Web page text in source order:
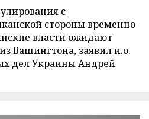
с
стороны временно
власти ожидают
Вашингтона, заявил и.о.
дел Украины Андрей